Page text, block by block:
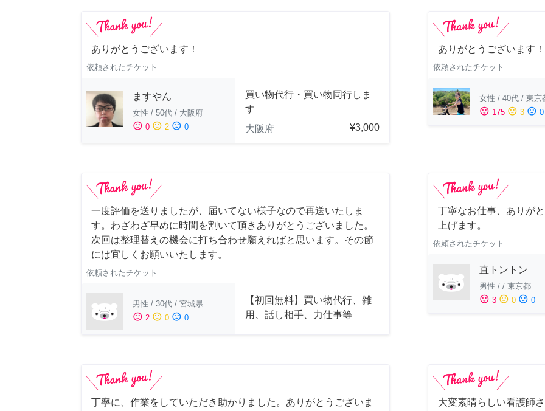
ありがとうございます！
依頼されたチケット
ますやん
女性 / 50代 / 大阪府
sentiment_satisfied 0 sentiment_neutral 2 sentiment_dissatisfied 0
買い物代行・買い物同行しま
す
大阪府
¥3,000
ありがとうございます！
依頼されたチケット
女性 / 40代 / 東京
sentiment_satisfied 175 sentiment_neutral 3 sentiment_dissatisfied 0
一度評価を送りましたが、届いてない様子なので再送いたしま
す。わざわざ早めに時間を割いて頂きありがとうございました。
次回は整理替えの機会に打ち合わせ願えればと思います。その節
には宜しくお願いいたします。
依頼されたチケット
男性 / 30代 / 宮城県
sentiment_satisfied 2 sentiment_neutral 0 sentiment_dissatisfied 0
【初回無料】買い物代行、雑
用、話し相手、力仕事等
丁寧なお仕事、ありが
上げます。
依頼されたチケット
直トントン
男性 / / 東京都
sentiment_satisfied 3 sentiment_neutral 0 sentiment_dissatisfied 0
丁寧に、作業をしていただき助かりました。ありがとうございま
大変素晴らしい看護師